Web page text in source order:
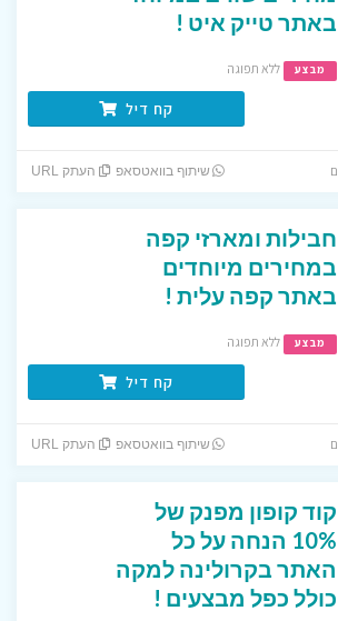
באתר טייק איט !
מבצע ללא תפוגה
קח דיל
שיתוף בוואטסאפ העתק URL
חבילות ומארזי קפה
במחירים מיוחדים
באתר קפה עלית !
מבצע ללא תפוגה
קח דיל
שיתוף בוואטסאפ העתק URL
קוד קופון מפנק של
10% הנחה על כל
האתר בקרולינה למקה
כולל כפל מבצעים !